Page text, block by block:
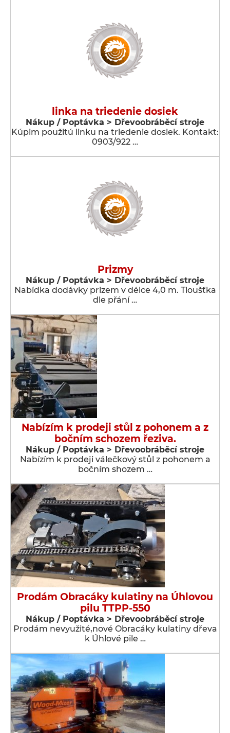
linka na triedenie dosiek
Nákup / Poptávka > Dřevoobráběcí stroje
Kúpim použitú linku na triedenie dosiek. Kontakt:
0903/922 …
Prizmy
Nákup / Poptávka > Dřevoobráběcí stroje
Nabídka dodávky prizem v délce 4,0 m. Tloušťka
dle přání …
Nabízím k prodeji stůl z pohonem a z
bočním schozem řeziva.
Nákup / Poptávka > Dřevoobráběcí stroje
Nabízím k prodeji válečkový stůl z pohonem a
bočním shozem …
Prodám Obracáky kulatiny na Úhlovou
pilu TTPP-550
Nákup / Poptávka > Dřevoobráběcí stroje
Prodám nevyužité,nové Obracáky kulatiny dřeva
k Úhlové pile …